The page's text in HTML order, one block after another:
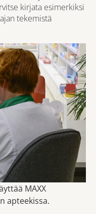
kirjata esimerkiksi
tekemistä
MAXX
apteekissa.